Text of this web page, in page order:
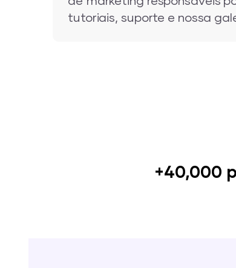
tutoriais, suporte e nossa
+40,000